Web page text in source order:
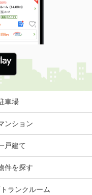
車場
ンション
戸建て
件を探す
ランクルーム